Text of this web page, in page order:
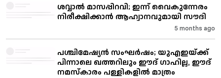
ശവ്വാൽ മാസപ്പിറവി; ഇന്ന് വൈകുന്നേരം
നിരീക്ഷിക്കാൻ ആഹ്വാനവുമായി സൗദി
5 months ago
പശ്ചിമേഷ്യൻ സംഘർഷം; യുഎഇയ്ക്ക്
പിന്നാലെ ഖത്തറിലും ഈദ് ഗാഹില്ല, ഈദ്
നമസ്കാരം പള്ളികളിൽ മാത്രം